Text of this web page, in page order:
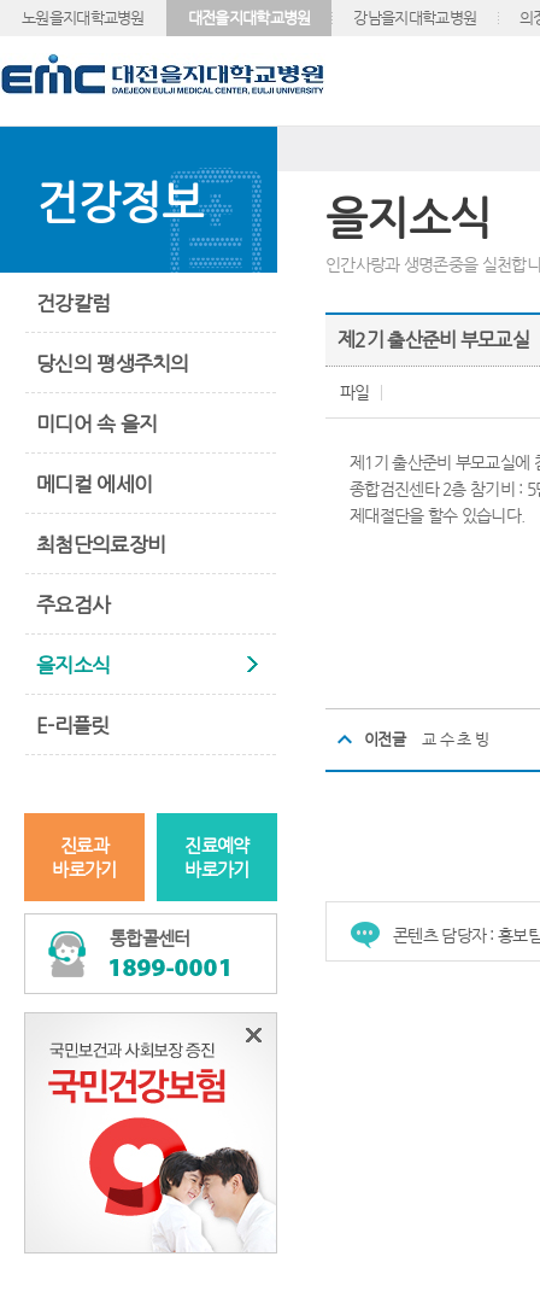
노원을지대학교병원 대전을지대학교병원 강남을지대학교병원 의
건강정보
건강칼럼
당신의 평생주치의
미디어 속 을지
메디컬 에세이
최첨단의료장비
주요검사
을지소식
E-리플릿
진료과
바로가기
진료예약
바로가기
통합콜센터
을지소식
인간사랑과 생명존중을 실천합
제2기 출산준비 부모교실
파일
제1기 출산준비 부모교실에
종합검진센타 2층 참기비 :
제대절단을 할수 있습니다.
이전글 교 수 초 빙
콘텐츠 담당자 : 홍보